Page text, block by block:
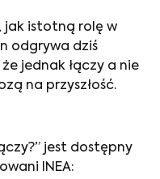
jak istotną rolę w
odgrywa dziś
jednak łączy a nie
na przyszłość.
jest dostępny
INEA: